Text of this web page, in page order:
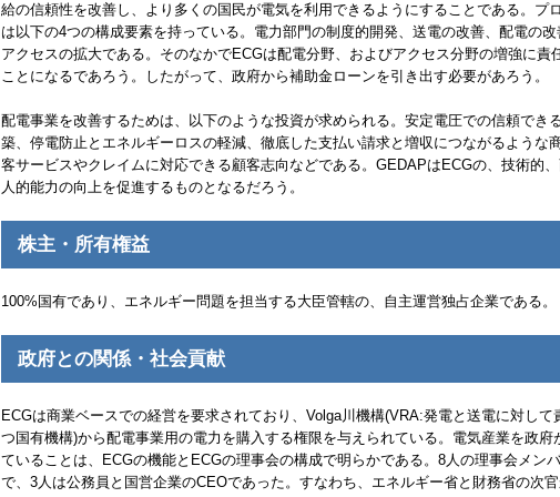
給の信頼性を改善し、より多くの国民が電気を利用できるようにすることである。プ
は以下の4つの構成要素を持っている。電力部門の制度的開発、送電の改善、配電の改
アクセスの拡大である。そのなかでECGは配電分野、およびアクセス分野の増強に責
ことになるであろう。したがって、政府から補助金ローンを引き出す必要があろう。
配電事業を改善するためは、以下のような投資が求められる。安定電圧での信頼でき
築、停電防止とエネルギーロスの軽減、徹底した支払い請求と増収につながるような
客サービスやクレイムに対応できる顧客志向などである。 GEDAPは ECGの、技術的、
人的能力の向上を促進するものとなるだろう。
株主・所有権益
100%国有であり、エネルギー問題を担当する大臣管轄の、自主運営独占企業である。
政府との関係・社会貢献
ECGは商業ベースでの経営を要求されており、 Volga川機構(VRA:発電と送電に対して
つ国有機構)から配電事業用の電力を購入する権限を与えられている。電気産業を政府
ていることは、
ECGの機能と ECGの理事会の構成で明らかである。8人の理事会メン
で、3人は公務員と国営企業のCEOであった。すなわち、エネルギー省と財務省の次